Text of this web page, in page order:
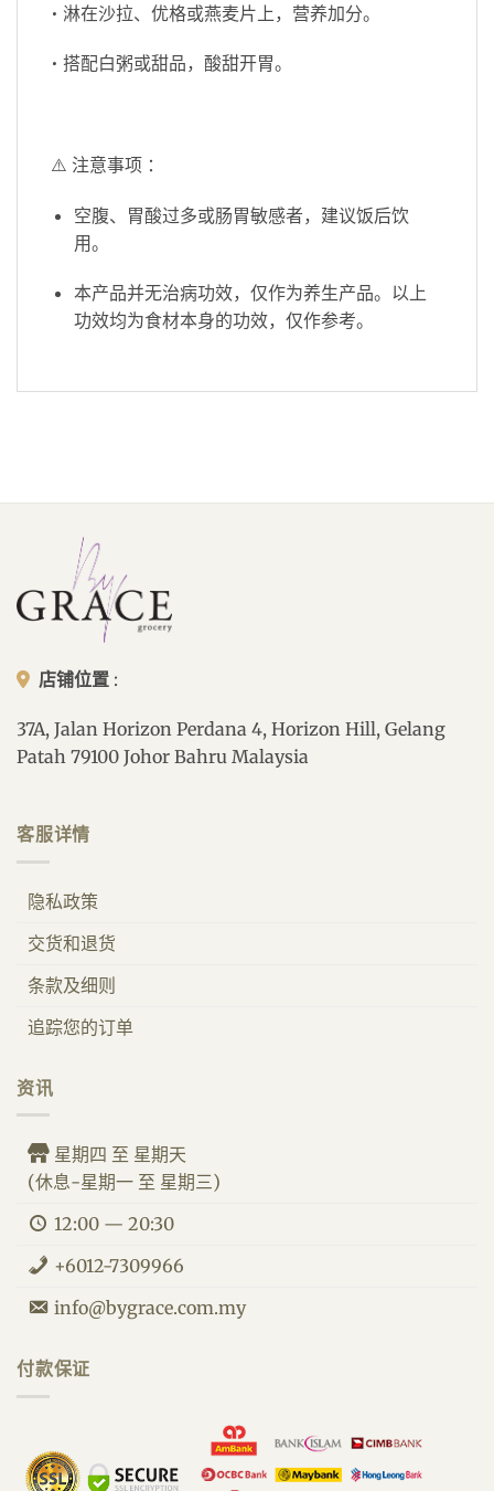
• 淋在沙拉、优格或燕麦片上，营养加分。
• 搭配白粥或甜品，酸甜开胃。
⚠️ 注意事项 ：
空腹、胃酸过多或肠胃敏感者，建议饭后饮
用。
本产品并无治病功效，仅作为养生产品。以上
功效均为食材本身的功效，仅作参考。
店铺位置 :
37A, Jalan Horizon Perdana 4, Horizon Hill, Gelang
Patah 79100 Johor Bahru Malaysia
客服详情
隐私政策
交货和退货
条款及细则
追踪您的订单
资讯
星期四 至 星期天
(休息-星期一 至 星期三)
12:00 — 20:30
+6012-7309966
info@bygrace.com.my
付款保证